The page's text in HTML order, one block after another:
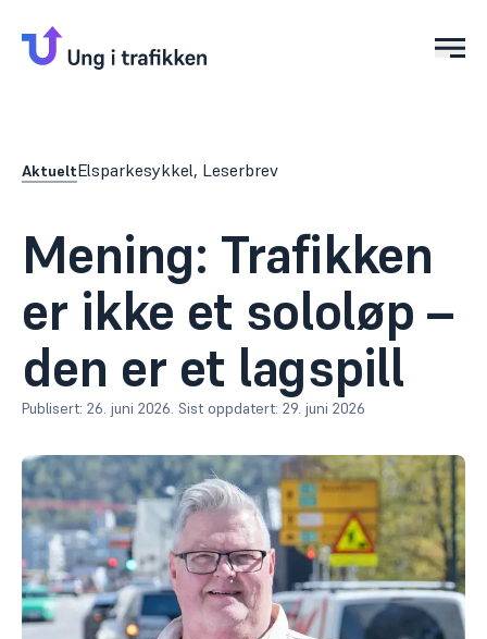
AktueltElsparkesykkel, Leserbrev
Mening: Trafikken
er ikke et sololøp –
den er et lagspill
Publisert: 26. juni 2026. Sist oppdatert: 29. juni 2026